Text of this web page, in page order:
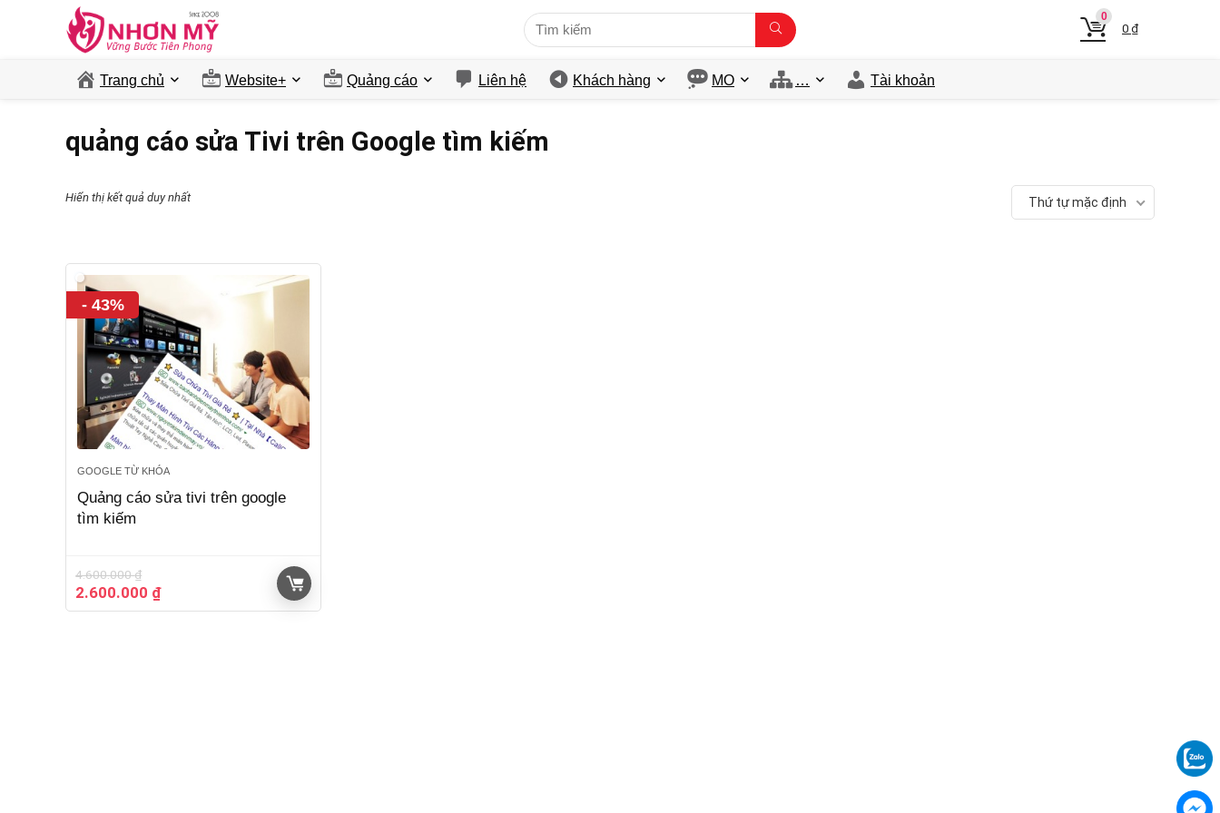
0
0 ₫
Trang chủ Website+ Quảng cáo Liên hệ Khách hàng MO … Tài khoản
quảng cáo sửa Tivi trên Google tìm kiếm
Hiển thị kết quả duy nhất Thứ tự mặc định
- 43%
GOOGLE TỪ KHÓA
Quảng cáo sửa tivi trên google
tìm kiếm
4.600.000₫
Giá
gốc
2.600.000 ₫Giá
hiện